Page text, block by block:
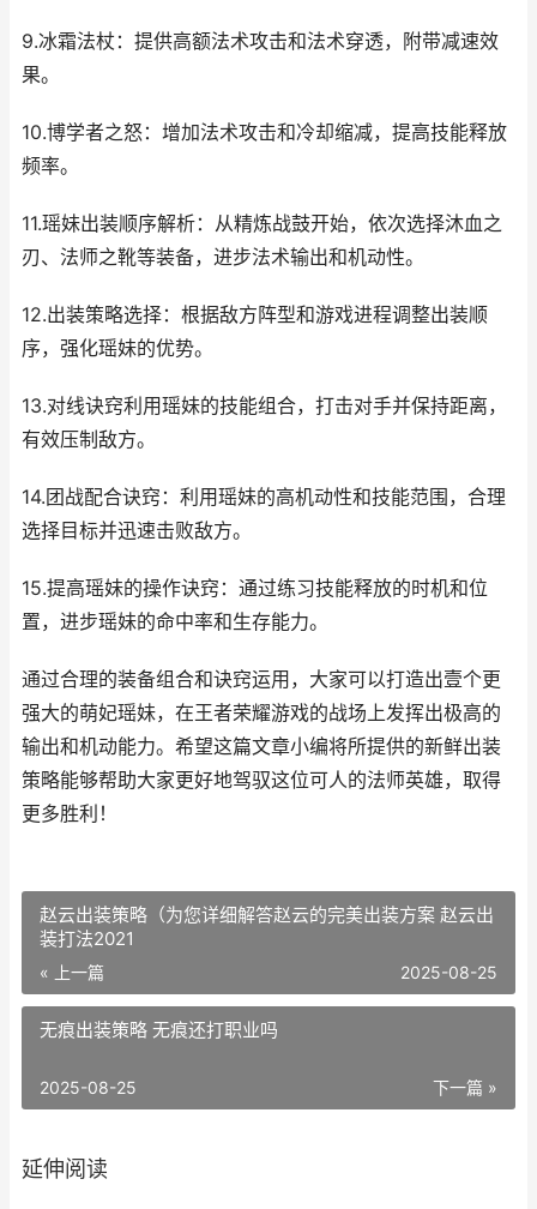
9.冰霜法杖：提供高额法术攻击和法术穿透，附带减速效
果。
10.博学者之怒：增加法术攻击和冷却缩减，提高技能释放
频率。
11.瑶妹出装顺序解析：从精炼战鼓开始，依次选择沐血之
刃、法师之靴等装备，进步法术输出和机动性。
12.出装策略选择：根据敌方阵型和游戏进程调整出装顺
序，强化瑶妹的优势。
13.对线诀窍利用瑶妹的技能组合，打击对手并保持距离，
有效压制敌方。
14.团战配合诀窍：利用瑶妹的高机动性和技能范围，合理
选择目标并迅速击败敌方。
15.提高瑶妹的操作诀窍：通过练习技能释放的时机和位
置，进步瑶妹的命中率和生存能力。
通过合理的装备组合和诀窍运用，大家可以打造出壹个更
强大的萌妃瑶妹，在王者荣耀游戏的战场上发挥出极高的
输出和机动能力。希望这篇文章小编将所提供的新鲜出装
策略能够帮助大家更好地驾驭这位可人的法师英雄，取得
更多胜利！
赵云出装策略（为您详细解答赵云的完美出装方案 赵云出
装打法2021
« 上一篇 2025-08-25
无痕出装策略 无痕还打职业吗
下一篇 »
2025-08-25
延伸阅读